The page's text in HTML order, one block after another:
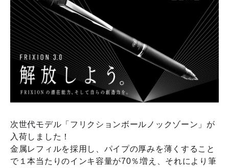
次世代モデル「フリクションボールノックゾーン」が
入荷しました！
金属レフィルを採用し、パイプの厚みを薄くすること
で１本当たりのインキ容量が70％増え、それにより筆